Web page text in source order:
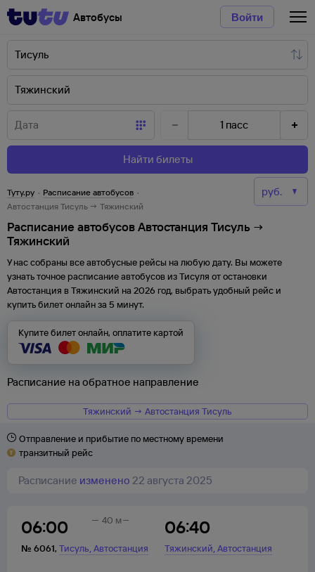
Автобусы Войти
1 пасс
Найти билеты
Туту.ру · Расписание автобусов ·
Автостанция Тисуль → Тяжинский
Расписание автобусов Автостанция Тисуль →
Тяжинский
У нас собраны все автобусные рейсы на любую дату. Вы можете
узнать точное расписание автобусов изТисуля отостановки
Автостанция в Тяжинский на 2026 год, выбрать удобный рейс и
купить билет онлайн за 5 минут.
Купите билет онлайн, оплатите картой
Расписание на обратное направление
Тяжинский → Автостанция Тисуль
Отправление и прибытие по местному времени
транзитный рейс
Расписание изменено 22 августа 2025
06:00
№ 6061, Тисуль,Автостанция
06:40
Тяжинский,Автостанция
40 м